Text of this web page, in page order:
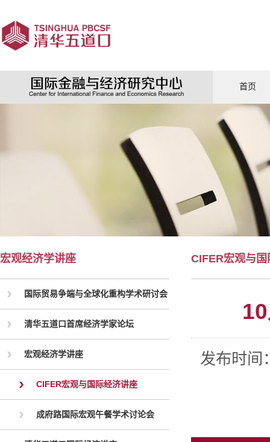
首页
宏观经济学讲座
国际贸易争端与全球化重构学术研讨会
清华五道口首席经济学家论坛
宏观经济学讲座
CIFER宏观与国际经济讲座
成府路国际宏观午餐学术讨论会
CIFER宏观与
发布时